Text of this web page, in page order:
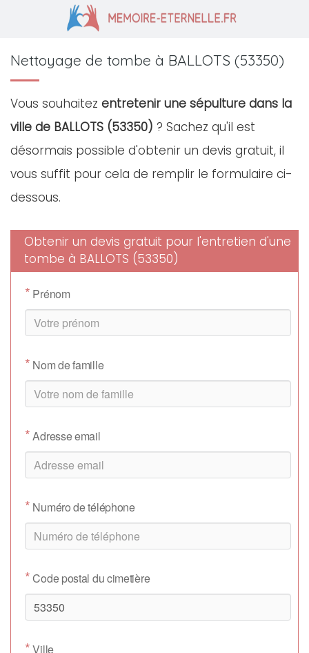
Nettoyage de tombe à BALLOTS (53350)
Vous souhaitez entretenir une sépulture dans la
ville de BALLOTS (53350) ? Sachez qu'il est
désormais possible d'obtenir un devis gratuit, il
vous suffit pour cela de remplir le formulaire ci-
dessous.
Obtenir un devis gratuit pour l'entretien d'une
tombe à BALLOTS (53350)
* Prénom
* Nom de famille
*Adresse email
* Numéro de téléphone
*Code postal du cimetière
*Ville